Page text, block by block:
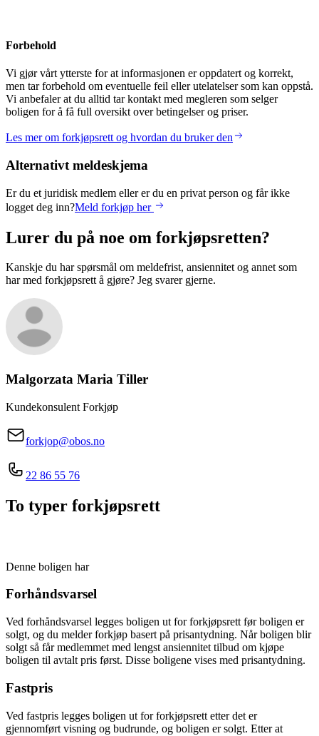
Forbehold
Vi gjør vårt ytterste for at informasjonen er oppdatert og korrekt,
men tar forbehold om eventuelle feil eller utelatelser som kan oppstå.
Vi anbefaler at du alltid tar kontakt med megleren som selger
boligen for å få full oversikt over betingelser og priser.
Les mer om forkjøpsrett og hvordan du bruker den
Alternativt meldeskjema
Er du et juridisk medlem eller er du en privat person og får ikke
logget deg inn?Meld forkjøp her
Lurer du på noe om forkjøpsretten?
Kanskje du har spørsmål om meldefrist, ansiennitet og annet som
har med forkjøpsrett å gjøre? Jeg svarer gjerne.
Malgorzata Maria Tiller
Kundekonsulent Forkjøp
forkjop@obos.no
22 86 55 76
To typer forkjøpsrett
Denne boligen har
Forhåndsvarsel
Ved forhåndsvarsel legges boligen ut for forkjøpsrett før boligen er
solgt, og du melder forkjøp basert på prisantydning. Når boligen blir
solgt så får medlemmet med lengst ansiennitet tilbud om kjøpe
boligen til avtalt pris først. Disse boligene vises med prisantydning.
Fastpris
Ved fastpris legges boligen ut for forkjøpsrett etter det er
gjennomført visning og budrunde, og boligen er solgt. Etter at